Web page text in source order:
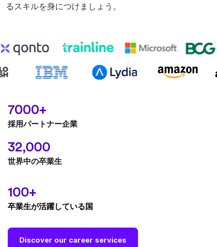
るスキルを身につけましょう。
7000+
採用パートナー企業
32,000
世界中の卒業生
100+
卒業生が活躍している国
Discover our career services